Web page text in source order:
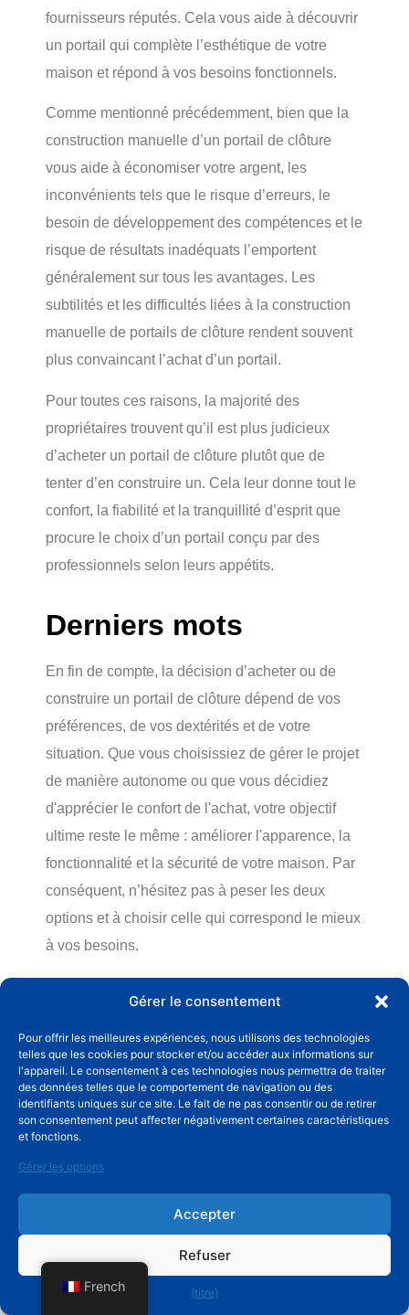
Gérer le consentement
Pour offrir les meilleures expériences, nous utilisons des technologies
telles que les cookies pour stocker et/ou accéder aux informations sur
l'appareil. Le consentement à ces technologies nous permettra de traiter
des données telles que le comportement de navigation ou des
identifiants uniques sur ce site. Le fait de ne pas consentir ou de retirer
son consentement peut affecter négativement certaines caractéristiques
et fonctions.
Gérer les options
Accepter
Refuser
{titre}
fournisseurs réputés. Cela vous aide à découvrir
un portail qui complète l’esthétique de votre
maison et répond à vos besoins fonctionnels.
Comme mentionné précédemment, bien que la
construction manuelle d’un portail de clôture
vous aide à économiser votre argent, les
inconvénients tels que le risque d’erreurs, le
besoin de développement des compétences et le
risque de résultats inadéquats l’emportent
généralement sur tous les avantages. Les
subtilités et les difficultés liées à la construction
manuelle de portails de clôture rendent souvent
plus convaincant l’achat d’un portail.
Pour toutes ces raisons, la majorité des
propriétaires trouvent qu’il est plus judicieux
d’acheter un portail de clôture plutôt que de
tenter d’en construire un. Cela leur donne tout le
confort, la fiabilité et la tranquillité d’esprit que
procure le choix d’un portail conçu par des
professionnels selon leurs appétits.
Derniers mots
En fin de compte, la décision d’acheter ou de
construire un portail de clôture dépend de vos
préférences, de vos dextérités et de votre
situation. Que vous choisissiez de gérer le projet
de manière autonome ou que vous décidiez
d'apprécier le confort de l'achat, votre objectif
ultime reste le même : améliorer l'apparence, la
fonctionnalité et la sécurité de votre maison. Par
conséquent, n’hésitez pas à peser les deux
options et à choisir celle qui correspond le mieux
à vos besoins.
Un article connexe pourrait vous être utile :
Les 15 meilleures marques de clôtures en acier
en 2024
Source: Comment construire un portail de
clôture ?
French